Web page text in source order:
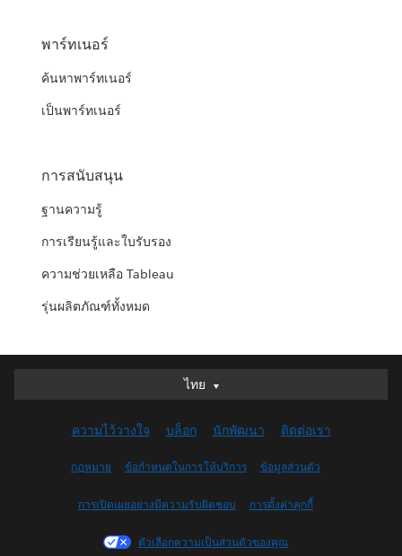
พาร์ทเนอร์
ค้นหาพาร์ทเนอร์
เป็นพาร์ทเนอร์
การสนับสนุน
ฐานความรู้
การเรียนรู้และใบรับรอง
ความช่วยเหลือ Tableau
รุ่นผลิตภัณฑ์ทั้งหมด
ไทย
ไทย
English (UK)
English (US)
Français (Canada)
Français (France)
ความไว้วางใจ บล็อก นักพัฒนา ติดต่อเรา
กฎหมาย ข้อกำหนดในการให้บริการ ข้อมูลส่วนตัว
การเปิดเผยอย่างมีความรับผิดชอบ การตั้งค่าคุกกี้
ตัวเลือกความเป็นส่วนตัวของคุณ